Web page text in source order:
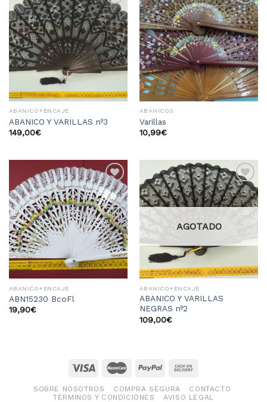
Añadir
a la
lista
de
deseos
ABANICO+ENCAJE
ABANICO Y VARILLAS nº3
149,00€
Añadir
a la
lista
de
deseos
ABANICOS
Varillas
10,99€
Añadir
a la
lista
de
deseos
ABANICO+ENCAJE
ABN15230 BcoFl
19,90€
Añadir
a la
lista
deseos
AGOTADO
ABANICO+ENCAJE
ABANICO Y VARILLAS
NEGRAS nº2
109,00€
SOBRE NOSOTROS COMPRA SEGURA
CONTACTO
TÉRMINOS Y CONDICIONES
AVISO LEGAL